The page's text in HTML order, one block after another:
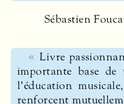
Sébastien
Livre
importante base
l’éducation
renforcent